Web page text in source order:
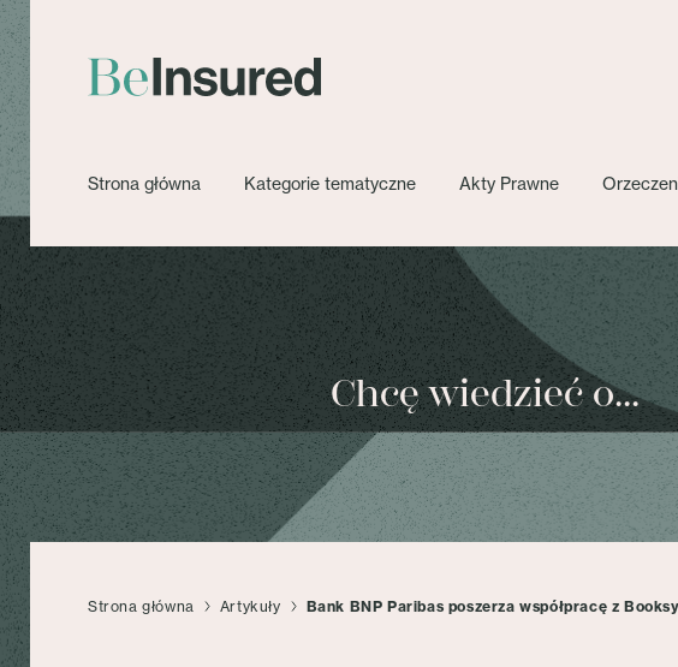
Strona główna Kategorie tematyczne Akty Prawne
Chcę wiedzieć o...
Strona główna Artykuły Bank BNP Paribas poszerza współpracę z Booksy